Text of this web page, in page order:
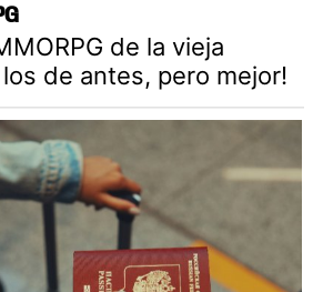
de la vieja
los de antes, pero mejor!